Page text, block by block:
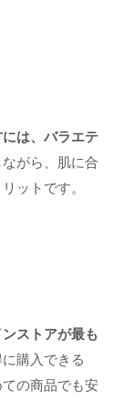
は、バラエテ
がら、肌に合
ットです。
ストアが最も
購入できる
の商品でも安